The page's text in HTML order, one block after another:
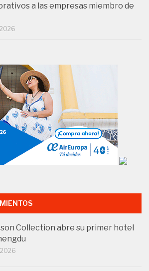
a las empresas miembro de
Collection abre su primer hotel